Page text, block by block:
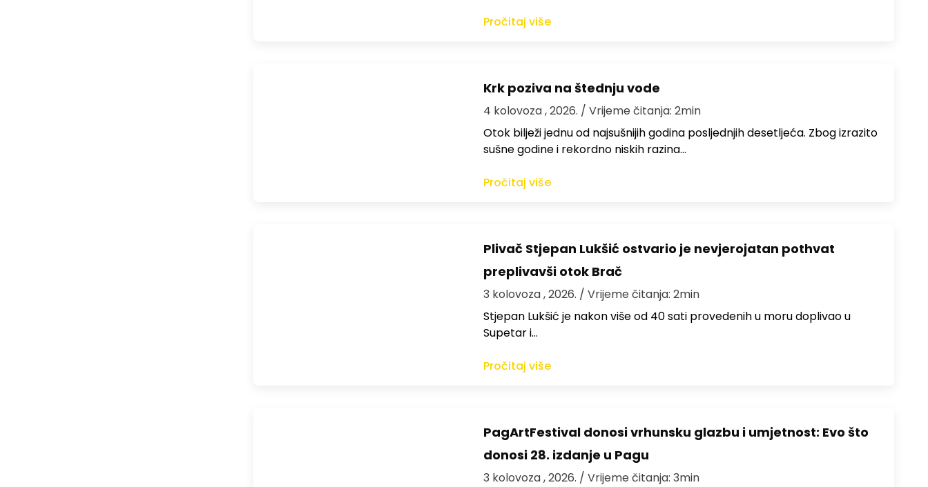
Pročitaj više
Krk poziva na štednju vode
4 kolovoza , 2026. / Vrijeme čitanja: 2min
Otok bilježi jednu od najsušnijih godina posljednjih desetljeća. Zbog izrazito
sušne godine i rekordno niskih razina…
Pročitaj više
Plivač Stjepan Lukšić ostvario je nevjerojatan pothvat
preplivavši otok Brač
3 kolovoza , 2026. / Vrijeme čitanja: 2min
St​jepan Lukšić je nakon više od 40 sati provedenih u moru doplivao u
Supetar i…
Pročitaj više
PagArtFestival donosi vrhunsku glazbu i umjetnost: Evo što
donosi 28. izdanje u Pagu
3 kolovoza , 2026. / Vrijeme čitanja: 3min